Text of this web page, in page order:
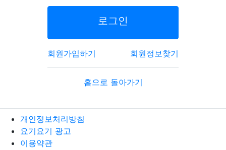
로그인
회원가입하기 회원정보찾기
홈으로 돌아가기
개인정보처리방침
요기요기 광고
이용약관